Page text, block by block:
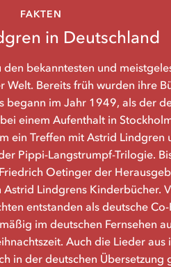
FAKTEN
in Deutschland
bekanntesten und
Bereits früh wurden ihre
begann im Jahr 1949, als der
einem Aufenthalt in
ein Treffen mit Astrid Lindgren
Pippi-Langstrumpf-Trilogie.
Oetinger der
Lindgrens Kinderbücher.
entstanden als deutsche
im deutschen Fernsehen
Auch die Lieder aus
in der deutschen Übersetzung